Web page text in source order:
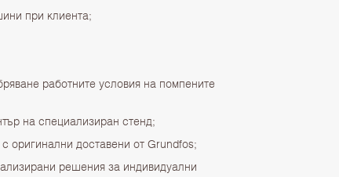
при клиента;
работните условия на помпените
на специализиран стенд;
оригинални доставени от Grundfos;
решения за индивидуални